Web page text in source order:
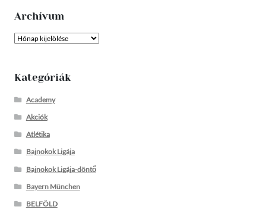
Archívum
Archívum
Kategóriák
Academy
Akciók
Atlétika
Bajnokok Ligája
Bajnokok Ligája-döntő
Bayern München
BELFÖLD